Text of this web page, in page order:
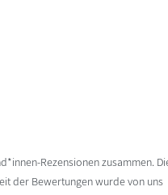
Rezensionen zusammen.
der Bewertungen wurde von uns